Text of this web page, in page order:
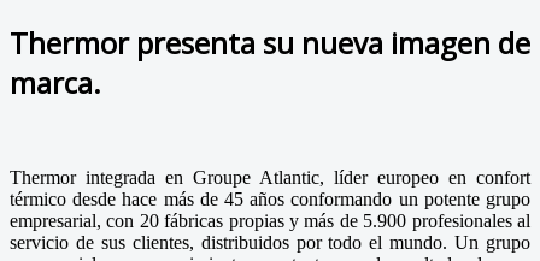
Thermor presenta su nueva imagen de
marca.
Thermor integrada en Groupe Atlantic, líder europeo en confort
térmico desde hace más de 45 años conformando un potente grupo
empresarial, con 20 fábricas propias y más de 5.900 profesionales al
servicio de sus clientes, distribuidos por todo el mundo. Un grupo